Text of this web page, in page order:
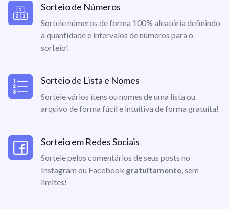
Sorteio de Números
Sorteie números de forma 100% aleatória definindo
a quantidade e intervalos de números para o
sorteio!
Sorteio de Lista e Nomes
Sorteie vários itens ou nomes de uma lista ou
arquivo de forma fácil e intuitiva de forma gratuita!
Sorteio em Redes Sociais
Sorteie pelos comentários de seus posts no
Instagram ou Facebook gratuitamente, sem
limites!